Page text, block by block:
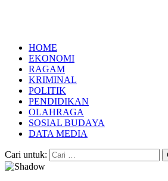
HOME
EKONOMI
RAGAM
KRIMINAL
POLITIK
PENDIDIKAN
OLAHRAGA
SOSIAL BUDAYA
DATA MEDIA
Cari untuk: